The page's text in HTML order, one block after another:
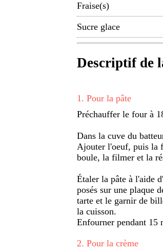
Fraise(s)
Sucre glace
Descriptif de
1 . Pour la pâte
Préchauffer le four à
Dans la cuve du
Ajouter l'oeuf, puis la
boule, la filmer et la
Étaler la pâte à l'aide
posés sur une plaque
tarte et le garnir de
la cuisson.
Enfourner pendant 15
2. Pour la crème